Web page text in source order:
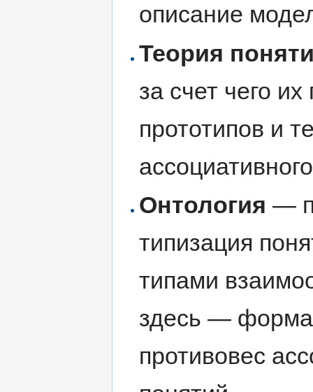
описание
Теория
за счет чего
прототипов и
Онтология —
типизация
типами
здесь —
противовес